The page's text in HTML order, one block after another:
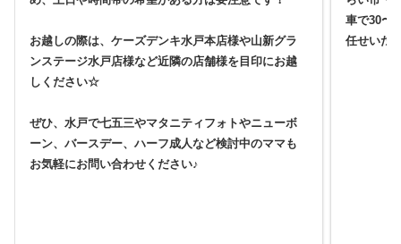
お越しの際は、ケーズデンキ水戸本店様や山新グラ
ンステージ水戸店様など近隣の店舗様を目印にお越
しください☆
ぜひ、水戸で七五三やマタニティフォトやニューボ
ーン、バースデー、ハーフ成人など検討中のママも
お気軽にお問い合わせください♪
車で30〜
任せいた